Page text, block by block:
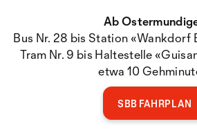
Ab
Bus Nr. 28 bis Station «Wankdorf
Tram Nr. 9 bis Haltestelle
etwa 10
SBB FAHRPLAN